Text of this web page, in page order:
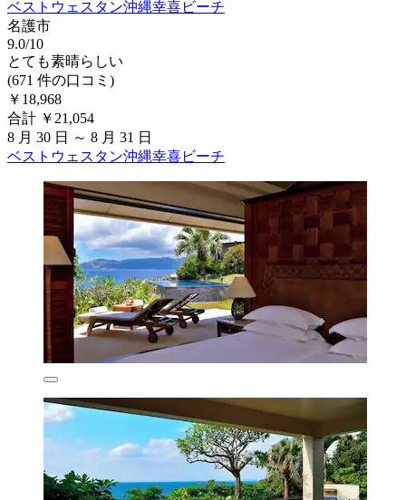
ベストウェスタン沖縄幸喜ビーチ
名護市
9.0/10
とても素晴らしい
(671 件の口コミ)
￥18,968
合計 ￥21,054
8 月 30 日 ～ 8 月 31 日
ベストウェスタン沖縄幸喜ビーチ